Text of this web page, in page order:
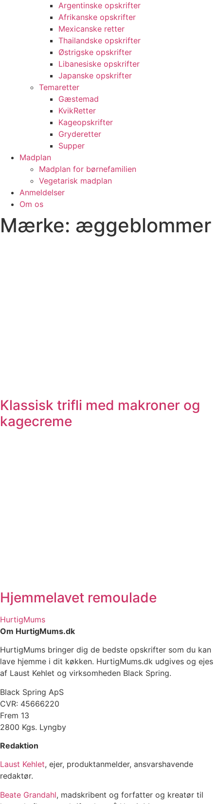
Argentinske opskrifter
Afrikanske opskrifter
Mexicanske retter
Thailandske opskrifter
Østrigske opskrifter
Libanesiske opskrifter
Japanske opskrifter
Temaretter
Gæstemad
KvikRetter
Kageopskrifter
Gryderetter
Supper
Madplan
Madplan for børnefamilien
Vegetarisk madplan
Anmeldelser
Om os
Mærke: æggeblommer
Klassisk trifli med makroner og
kagecreme
Hjemmelavet remoulade
HurtigMums
Om HurtigMums.dk
HurtigMums bringer dig de bedste opskrifter som du kan
lave hjemme i dit køkken. HurtigMums.dk udgives og ejes
af Laust Kehlet og virksomheden Black Spring.
Black Spring ApS
CVR: 45666220
Frem 13
2800 Kgs. Lyngby
Redaktion
Laust Kehlet, ejer, produktanmelder, ansvarshavende
redaktør.
Beate Grandahl, madskribent og forfatter og kreatør til